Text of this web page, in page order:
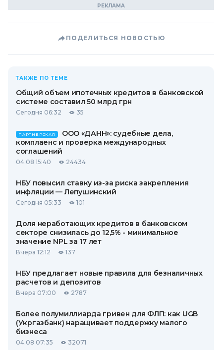
ПОДЕЛИТЬСЯ НОВОСТЬЮ
ТАКЖЕ ПО ТЕМЕ
Общий объем ипотечных кредитов в банковской
системе составил 50 млрд грн
Сегодня 06:32 35
ПАРТНЕРСКАЯ
ООО «ДАНН»: судебные дела,
комплаенс и проверка международных
соглашений
04.08 15:40 24434
НБУ повысил ставку из-за риска закрепления
инфляции — Лепушинский
Сегодня 05:33 101
Доля неработающих кредитов в банковском
секторе снизилась до 12,5% - минимальное
значение NPL за 17 лет
Вчера 12:12 137
НБУ предлагает новые правила для безналичных
расчетов и депозитов
Вчера 07:00 2787
Более полумиллиарда гривен для ФЛП: как UGB
(Укргазбанк) наращивает поддержку малого
бизнеса
04.08 07:35 32071